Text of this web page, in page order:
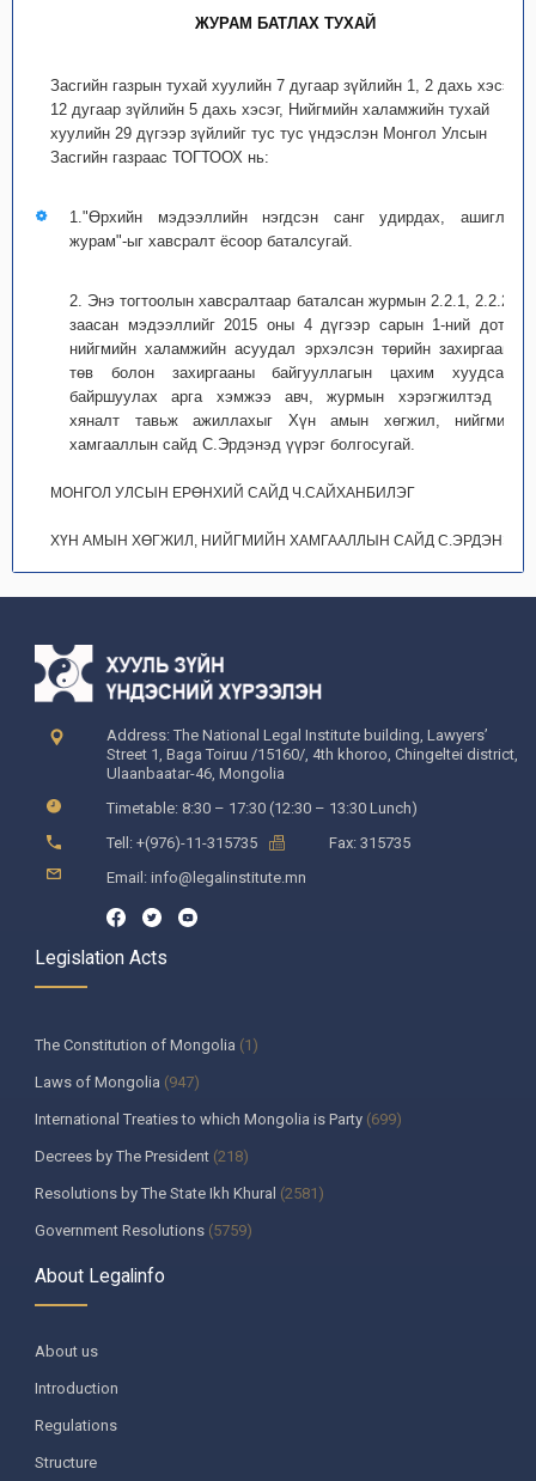
ЖУРАМ БАТЛАХ ТУХАЙ
Засгийн газрын тухай хуулийн 7 дугаар зүйлийн 1, 2 дахь хэсэг,
12 дугаар зүйлийн 5 дахь хэсэг, Нийгмийн халамжийн тухай
хуулийн 29 дүгээр зүйлийг тус тус үндэслэн Монгол Улсын
Засгийн газраас ТОГТООХ нь:
1."Өрхийн мэдээллийн нэгдсэн санг удирдах, ашиглах
журам"-ыг хавсралт ёсоор баталсугай.
2. Энэ тогтоолын хавсралтаар баталсан журмын 2.2.1, 2.2.2-т
заасан мэдээллийг 2015 оны 4 дүгээр сарын 1-ний дотор
нийгмийн халамжийн асуудал эрхэлсэн төрийн захиргааны
төв болон захиргааны байгууллагын цахим хуудсанд
байршуулах арга хэмжээ авч, журмын хэрэгжилтэд нь
хяналт тавьж ажиллахыг Хүн амын хөгжил, нийгмийн
хамгааллын сайд С.Эрдэнэд үүрэг болгосугай.
МОНГОЛ УЛСЫН ЕРӨНХИЙ САЙД Ч.САЙХАНБИЛЭГ
ХҮН АМЫН ХӨГЖИЛ, НИЙГМИЙН ХАМГААЛЛЫН САЙД С.ЭРДЭНЭ
Address: The National Legal Institute building, Lawyers’
Street 1, Baga Toiruu /15160/, 4th khoroo, Chingeltei district,
Ulaanbaatar-46, Mongolia
Timetable: 8:30 – 17:30 (12:30 – 13:30 Lunch)
Tell: +(976)-11-315735
Fax: 315735
Email: info@legalinstitute.mn
Legislation Acts
The Constitution of Mongolia (1)
Laws of Mongolia (947)
International Treaties to which Mongolia is Party (699)
Decrees by The President (218)
Resolutions by The State Ikh Khural (2581)
Government Resolutions (5759)
Decisions by The Constitutional Court of Mongolia
Resolutions by The State Supreme Court
Decisions by The Heads of the bodies appointed by The Parliament
(130)
Ministerial decrees
Regulations by government agencies
Хууль, хяналтын байгууллага
About Legalinfo
About us
Introduction
Regulations
Structure